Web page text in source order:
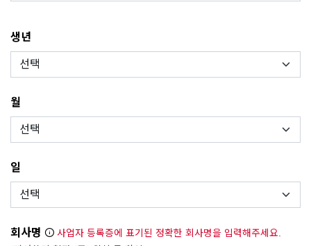
생년
월
일
회사명
사업자 등록증에 표기된 정확한 회사명을 입력해주세요.